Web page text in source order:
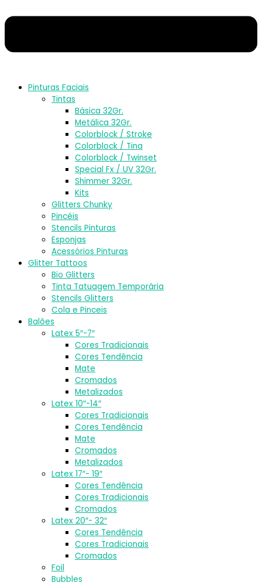
Pinturas Faciais
Tintas
Básica 32Gr.
Metálica 32Gr.
Colorblock / Stroke
Colorblock / Tina
Colorblock / Twinset
Special Fx / UV 32Gr.
Shimmer 32Gr.
Kits
Glitters Chunky
Pincéis
Stencils Pinturas
Esponjas
Acessórios Pinturas
Glitter Tattoos
Bio Glitters
Tinta Tatuagem Temporária
Stencils Glitters
Cola e Pinceis
Balões
Latex 5″-7″
Cores Tradicionais
Cores Tendência
Mate
Cromados
Metalizados
Latex 10″-14″
Cores Tradicionais
Cores Tendência
Mate
Cromados
Metalizados
Latex 17″- 19″
Cores Tendência
Cores Tradicionais
Cromados
Latex 20″- 32″
Cores Tendência
Cores Tradicionais
Cromados
Foil
Bubbles